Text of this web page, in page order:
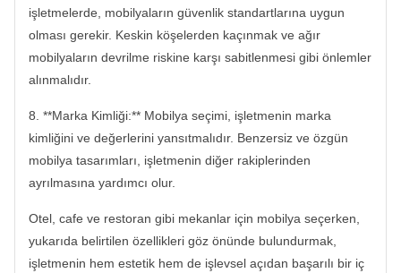
işletmelerde, mobilyaların güvenlik standartlarına uygun
olması gerekir. Keskin köşelerden kaçınmak ve ağır
mobilyaların devrilme riskine karşı sabitlenmesi gibi önlemler
alınmalıdır.
8. **Marka Kimliği:** Mobilya seçimi, işletmenin marka
kimliğini ve değerlerini yansıtmalıdır. Benzersiz ve özgün
mobilya tasarımları, işletmenin diğer rakiplerinden
ayrılmasına yardımcı olur.
Otel, cafe ve restoran gibi mekanlar için mobilya seçerken,
yukarıda belirtilen özellikleri göz önünde bulundurmak,
işletmenin hem estetik hem de işlevsel açıdan başarılı bir iç